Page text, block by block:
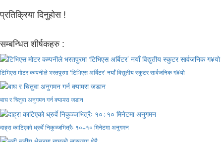
प्रतिक्रिया दिनुहोस !
सम्बन्धित शीर्षकहरु :
टिभिएस मोटर कम्पनीले भरतपुरमा ‘टिभिएस अर्बिटर’ नयाँ विद्युतीय स्कुटर सार्वजनिक ग¥यो
बाघ र चितुवा अनुगमन गर्न क्यामरा जडान
दाह्रा काटिएको ध्रुर्वे निकुञ्जभित्रैः १०÷१० मिनेटमा अनुगमन